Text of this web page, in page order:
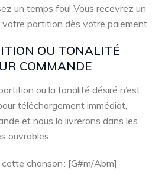
un temps fou! Vous recevrez un
votre partition dès votre paiement.
OU TONALITÉ
COMMANDE
ou la tonalité désiré n’est
téléchargement immédiat,
et nous la livrerons dans les
ouvrables.
chanson : [G#m/Abm]